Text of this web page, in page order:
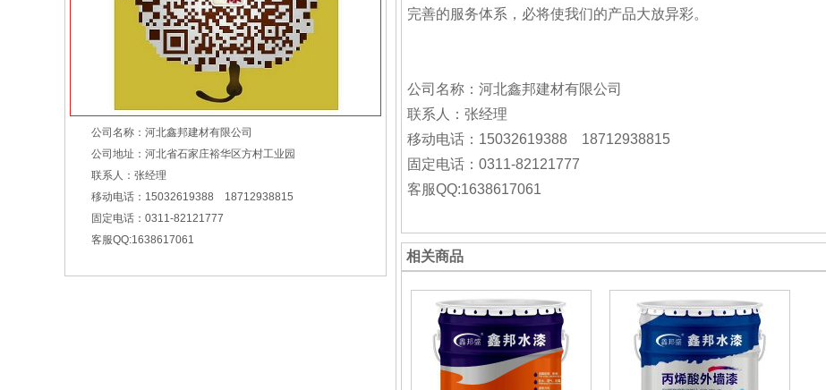
净味超白内墙漆
公司名称：河北鑫邦建材有限公司
公司地址：河北省石家庄裕华区方村工业园
联系人：张经理
移动电话：15032619388 18712938815
固定电话：0311-82121777
客服QQ:1638617061
完善的服务体系，必将使我们的产品大放异彩。
公司名称：河北鑫邦建材有限公司
联系人：张经理
移动电话：15032619388 18712938815
固定电话：0311-82121777
客服QQ:1638617061
相关商品